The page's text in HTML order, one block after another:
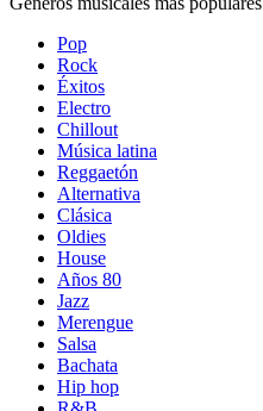
Pop
Rock
Éxitos
Electro
Chillout
Música latina
Reggaetón
Alternativa
Clásica
Oldies
House
Años 80
Jazz
Merengue
Salsa
Bachata
Hip hop